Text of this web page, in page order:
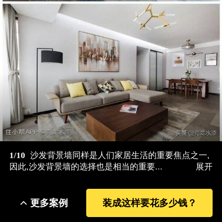
1/10 沙发背景墙同样是人们家居生活的重要焦点之一,
因此,沙发背景墙的选择也是相当的重要...
展开
更多案例 装成这样要花多少钱？